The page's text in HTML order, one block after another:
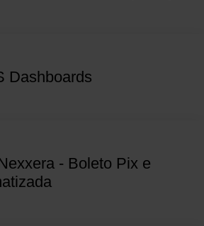
Dashboards
- Boleto Pix e